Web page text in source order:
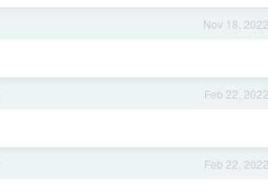
Nov 18, 2022
Feb 22, 2022
Feb 22, 2022